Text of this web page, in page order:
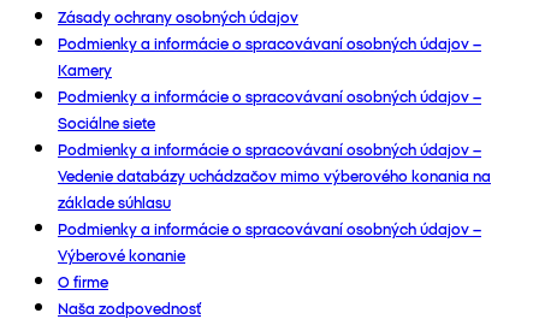
Zásady ochrany osobných údajov
Podmienky a informácie o spracovávaní osobných údajov –
Kamery
Podmienky a informácie o spracovávaní osobných údajov –
Sociálne siete
Podmienky a informácie o spracovávaní osobných údajov –
Vedenie databázy uchádzačov mimo výberového konania na
základe súhlasu
Podmienky a informácie o spracovávaní osobných údajov –
Výberové konanie
O firme
Naša zodpovednosť